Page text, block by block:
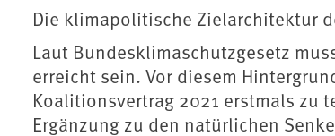
Die klimapolitische Zielarchitektur
Laut Bundesklimaschutzgesetz
erreicht sein. Vor diesem
Koalitionsvertrag 2021 erstmals zu
Ergänzung zu den natürlichen